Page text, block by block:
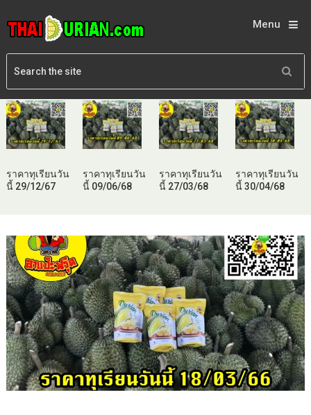
Menu
ราคาทุเรียนวัน
นี้ 29/12/67
ราคาทุเรียนวัน
นี้ 09/06/68
ราคาทุเรียนวัน
นี้ 27/03/68
ราคาทุเรียนวัน
นี้ 30/04/68